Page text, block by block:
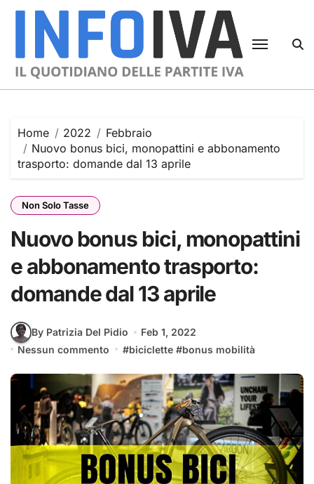
Skip
Home 2022
Febbraio
Nuovo bonus bici, monopattini e abbonamento
trasporto: domande dal 13 aprile
Non Solo Tasse
Nuovo bonus bici, monopattini
e abbonamento trasporto:
domande dal 13 aprile
By Patrizia Del Pidio
Feb 1, 2022
Nessun commento
#biciclette #bonus mobilità